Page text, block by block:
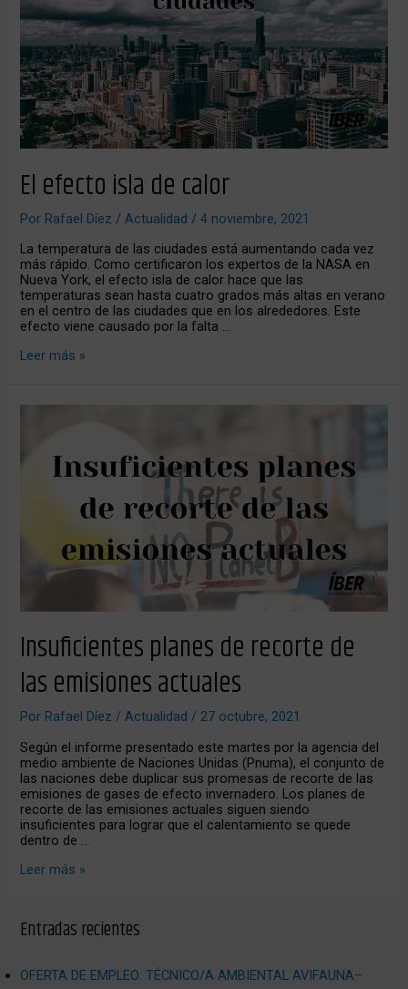
El efecto isla de calor
Por Rafael Díez/Actualidad /4 noviembre, 2021
La temperatura de las ciudades está aumentando cada vez
más rápido. Como certificaron los expertos de la NASA en
Nueva York, el efecto isla de calor hace que las
temperaturas sean hasta cuatro grados más altas en verano
en el centro de las ciudades que en los alrededores. Este
efecto viene causado por la falta …
calor
Leer más »
Insuficientes planes de recorte de
las emisiones actuales
Por Rafael Díez/Actualidad / 27 octubre, 2021
Según el informe presentado este martes por la agencia del
medio ambiente de Naciones Unidas (Pnuma), el conjunto de
las naciones debe duplicar sus promesas de recorte de las
emisiones de gases de efecto invernadero. Los planes de
recorte de las emisiones actuales siguen siendo
insuficientes para lograr que el calentamiento se quede
dentro de …
recorte
emisiones
Leer más »
Entradas recientes
OFERTA DE EMPLEO: TÉCNICO/A AMBIENTAL AVIFAUNA–